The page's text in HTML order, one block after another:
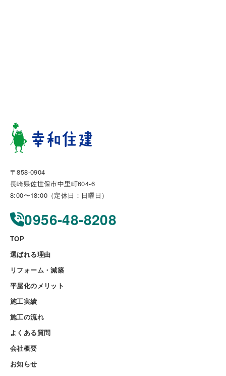
〒858-0904
長崎県佐世保市中里町604-6
8:00〜18:00（定休日：日曜日）
0956-48-8208
TOP
選ばれる理由
リフォーム・減築
平屋化のメリット
施工実績
施工の流れ
よくある質問
会社概要
お知らせ